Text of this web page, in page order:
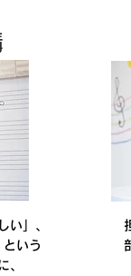
い」、
という
、